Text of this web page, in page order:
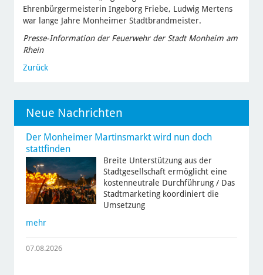
Ehrenbürgermeisterin Ingeborg Friebe, Ludwig Mertens
war lange Jahre Monheimer Stadtbrandmeister.
Presse-Information der Feuerwehr der Stadt Monheim am
Rhein
Zurück
Neue Nachrichten
Der Monheimer Martinsmarkt wird nun doch
stattfinden
Breite Unterstützung aus der
Stadtgesellschaft ermöglicht eine
kostenneutrale Durchführung / Das
Stadtmarketing koordiniert die
Umsetzung
mehr
07.08.2026